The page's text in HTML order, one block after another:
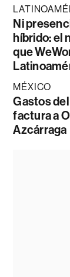
Ni
híbrido: el
que
MÉXICO
Gastos
factura a
Azcárraga